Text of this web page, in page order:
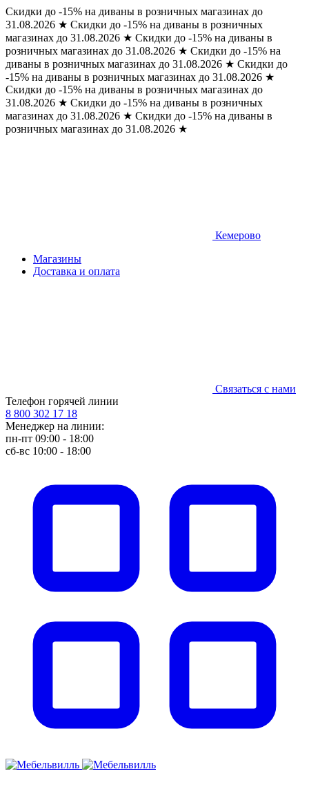
Скидки до -15% на диваны в розничных магазинах до
31.08.2026 ★ Скидки до -15% на диваны в розничных
магазинах до 31.08.2026 ★ Скидки до -15% на диваны в
розничных магазинах до 31.08.2026 ★ Скидки до -15% на
диваны в розничных магазинах до 31.08.2026 ★ Скидки до
-15% на диваны в розничных магазинах до 31.08.2026 ★
Скидки до -15% на диваны в розничных магазинах до
31.08.2026 ★ Скидки до -15% на диваны в розничных
магазинах до 31.08.2026 ★ Скидки до -15% на диваны в
розничных магазинах до 31.08.2026 ★
Кемерово
Магазины
Доставка и оплата
Связаться с нами
Телефон горячей линии
8 800 302 17 18
Менеджер на линии:
пн-пт 09:00 - 18:00
сб-вс 10:00 - 18:00